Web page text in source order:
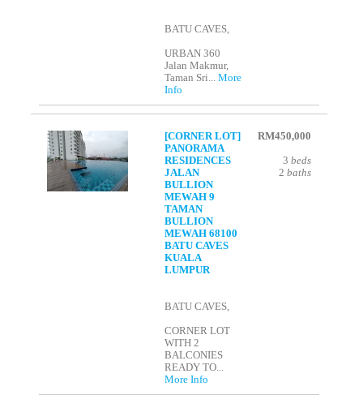
BATU CAVES,
URBAN 360
Jalan Makmur,
Taman Sri...More
Info
[CORNER LOT]
PANORAMA
RESIDENCES
JALAN
BULLION
MEWAH 9
TAMAN
BULLION
MEWAH 68100
BATU CAVES
KUALA
LUMPUR
BATU CAVES,
CORNER LOT
WITH 2
BALCONIES
READY TO...
More Info
RM450,000
3 beds
2 baths